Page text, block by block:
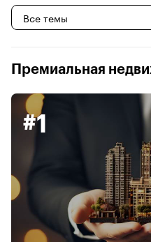
Все темы
Премиальная
#1